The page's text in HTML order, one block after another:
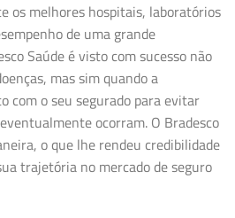
os melhores hospitais, laboratórios
de uma grande
Saúde é visto com sucesso não
mas sim quando a
com o seu segurado para evitar
ocorram. O Bradesco
o que lhe rendeu credibilidade
trajetória no mercado de seguro